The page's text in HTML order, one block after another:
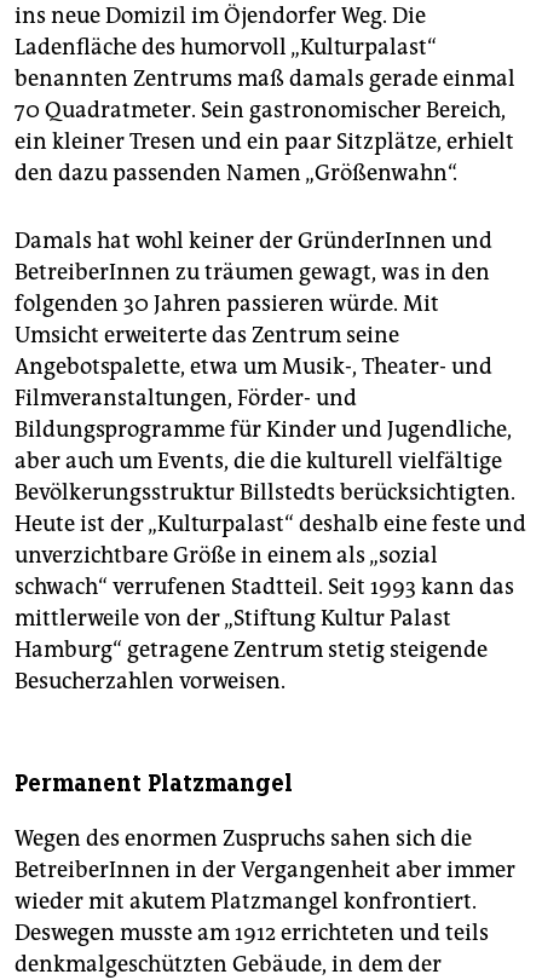
ins neue Domizil im Öjendorfer Weg. Die
Ladenfläche des humorvoll „Kulturpalast“
benannten Zentrums maß damals gerade einmal
70 Quadratmeter. Sein gastronomischer Bereich,
ein kleiner Tresen und ein paar Sitzplätze, erhielt
den dazu passenden Namen „Größenwahn“.
Damals hat wohl keiner der GründerInnen und
BetreiberInnen zu träumen gewagt, was in den
folgenden 30 Jahren passieren würde. Mit
Umsicht erweiterte das Zentrum seine
Angebotspalette, etwa um Musik-, Theater- und
Filmveranstaltungen, Förder- und
Bildungsprogramme für Kinder und Jugendliche,
aber auch um Events, die die kulturell vielfältige
Bevölkerungsstruktur Billstedts berücksichtigten.
Heute ist der „Kulturpalast“ deshalb eine feste und
unverzichtbare Größe in einem als „sozial
schwach“ verrufenen Stadtteil. Seit 1993 kann das
mittlerweile von der „Stiftung Kultur Palast
Hamburg“ getragene Zentrum stetig steigende
Besucherzahlen vorweisen.
Permanent Platzmangel
Wegen des enormen Zuspruchs sahen sich die
BetreiberInnen in der Vergangenheit aber immer
wieder mit akutem Platzmangel konfrontiert.
Deswegen musste am 1912 errichteten und teils
denkmalgeschützten Gebäude, in dem der